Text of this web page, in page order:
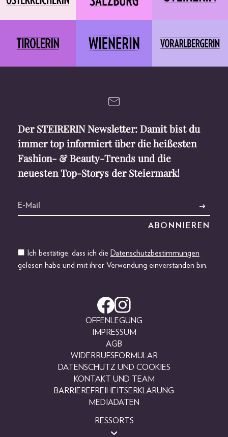
Der STEIRERIN Newsletter: Damit bist du
immer top informiert über die heißesten
Fashion- & Beauty-Trends und die
neuesten Top-Storys der Steiermark!
Ich bestätige, dass ich die Datenschutzbestimmungen
gelesen habe und mit ihrer Verwendung einverstanden bin.
OFFENLEGUNG
IMPRESSUM
AGB
WIDERRUFSFORMULAR
DATENSCHUTZ UND COOKIES
KONTAKT UND TEAM
BARRIEREFREIHEITSERKLÄRUNG
MEDIADATEN
RESSORTS